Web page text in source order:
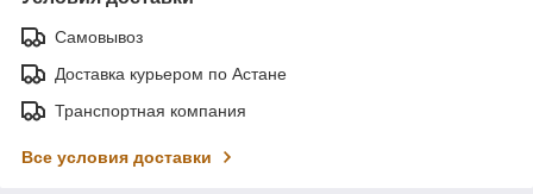
Самовывоз
Доставка курьером по Астане
Транспортная компания
Все условия доставки